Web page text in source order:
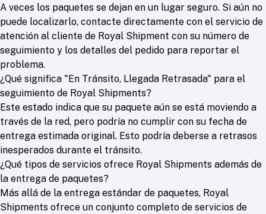
A veces los paquetes se dejan en un lugar seguro. Si aún no
puede localizarlo, contacte directamente con el servicio de
atención al cliente de Royal Shipment con su número de
seguimiento y los detalles del pedido para reportar el
problema.
¿Qué significa "En Tránsito, Llegada Retrasada" para el
seguimiento de Royal Shipments?
Este estado indica que su paquete aún se está moviendo a
través de la red, pero podría no cumplir con su fecha de
entrega estimada original. Esto podría deberse a retrasos
inesperados durante el tránsito.
¿Qué tipos de servicios ofrece Royal Shipments además de
la entrega de paquetes?
Más allá de la entrega estándar de paquetes, Royal
Shipments ofrece un conjunto completo de servicios de